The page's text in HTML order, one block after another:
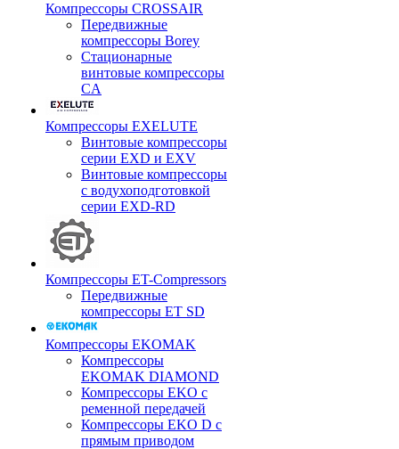
Компрессоры CROSSAIR
Передвижные
компрессоры Borey
Стационарные
винтовые компрессоры
CA
Компрессоры EXELUTE
Винтовые компрессоры
серии EXD и EXV
Винтовые компрессоры
с водухоподготовкой
серии EXD-RD
Компрессоры ET-Compressors
Передвижные
компрессоры ET SD
Компрессоры EKOMAK
Компрессоры
EKOMAK DIAMOND
Компрессоры EKO c
ременной передачей
Компрессоры EKO D с
прямым приводом